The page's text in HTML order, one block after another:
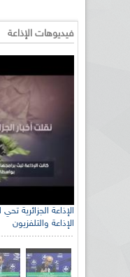
فيديوهات الإذاعة
الإذاعة والتلفزيون